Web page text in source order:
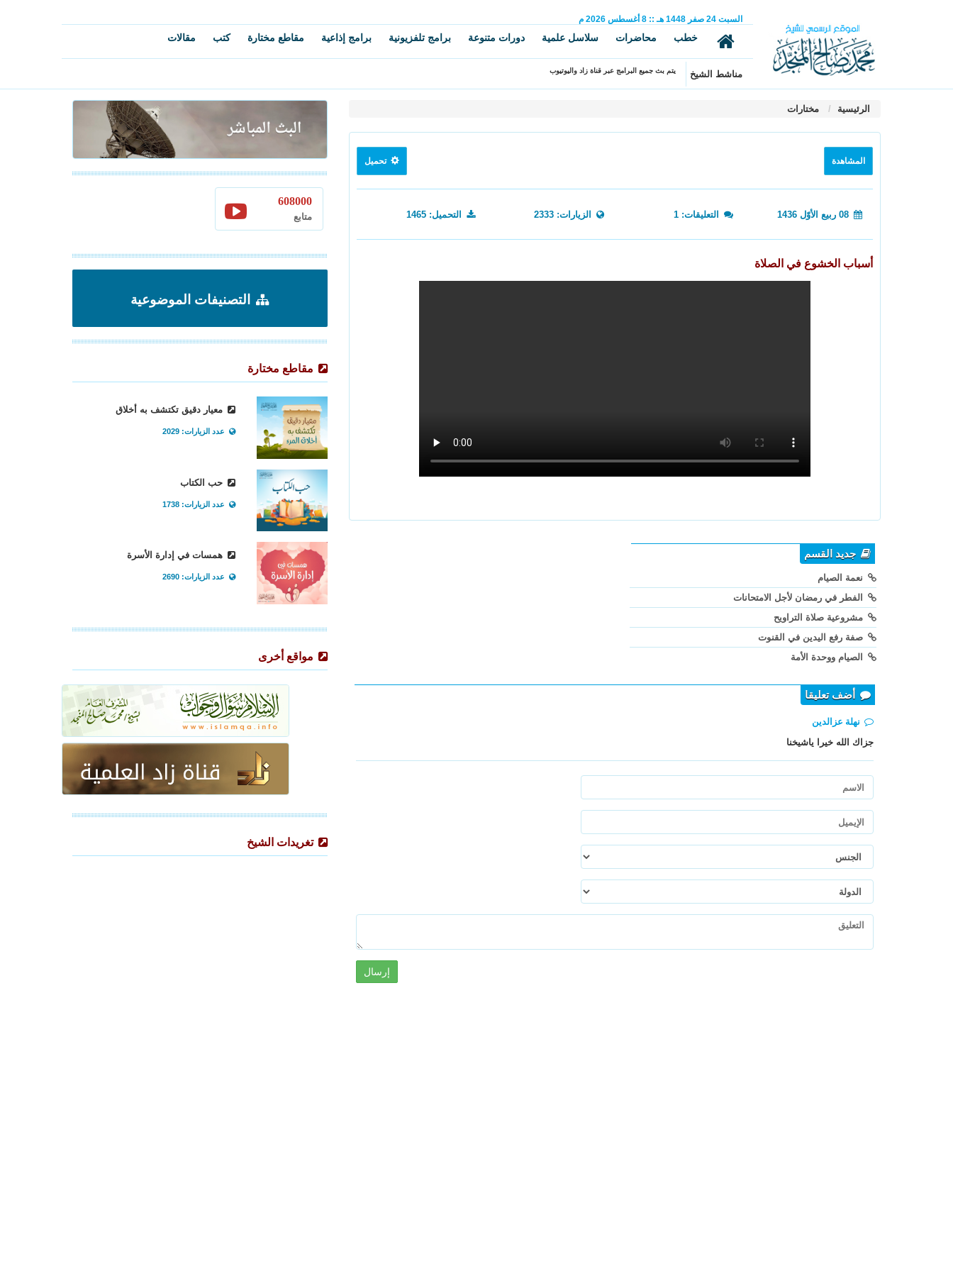
السبت 24 صفر 1448 هـ ::
8 أغسطس 2026 م
خطب محاضرات سلاسل علمية دورات متنوعة برامج تلفزيونية برامج إذاعية مقاطع مختارة كتب مقالات
مناشط الشيخ يتم بث جميع البرامج عبر قناة زاد واليوتيوب
الرئيسية مختارات
المشاهدة تحميل
التعليقات: 1 الزيارات: 2333 التحميل: 1465
أسباب الخشوع في الصلاة
جديد القسم
نعمة الصيام
الفطر في رمضان لأجل الامتحانات
مشروعية صلاة التراويح
صفة رفع اليدين في القنوت
الصيام ووحدة الأمة
أضف تعليقا
نهلة عزالدين
جزاك الله خيرا ياشيخنا
إرسال
608000
متابع
التصنيفات الموضوعية
مقاطع مختارة
معيار دقيق تكتشف به أخلاق
عدد الزيارات: 2029
حب الكتاب
عدد الزيارات: 1738
همسات في إدارة الأسرة
عدد الزيارات: 2690
مواقع أخرى
تغريدات الشيخ